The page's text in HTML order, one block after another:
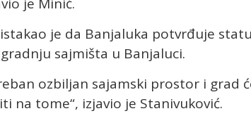
je da Banjaluka potvrđuje
sajmišta u Banjaluci.
ozbiljan sajamski prostor i grad
na tome“, izjavio je Stanivuković.